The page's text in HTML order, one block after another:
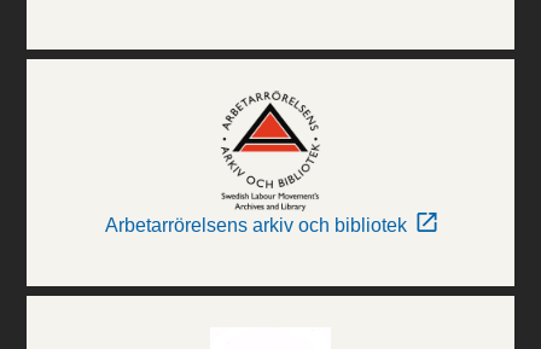
Arbetarrörelsens arkiv och bibliotek